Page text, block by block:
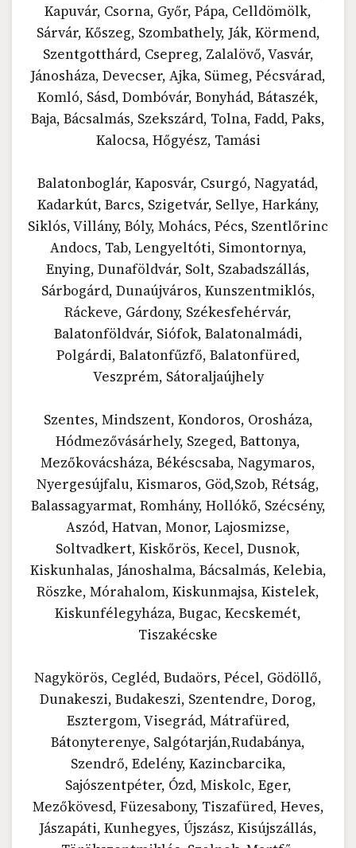
Kapuvár, Csorna, Győr, Pápa, Celldömölk,
Sárvár, Kőszeg, Szombathely, Ják, Körmend,
Szentgotthárd, Csepreg, Zalalövő, Vasvár,
Jánosháza, Devecser, Ajka, Sümeg, Pécsvárad,
Komló, Sásd, Dombóvár, Bonyhád, Bátaszék,
Baja, Bácsalmás, Szekszárd, Tolna, Fadd, Paks,
Kalocsa, Hőgyész, Tamási
Balatonboglár, Kaposvár, Csurgó, Nagyatád,
Kadarkút, Barcs, Szigetvár, Sellye, Harkány,
Siklós, Villány, Bóly, Mohács, Pécs, Szentlőrinc
Andocs, Tab, Lengyeltóti, Simontornya,
Enying, Dunaföldvár, Solt, Szabadszállás,
Sárbogárd, Dunaújváros, Kunszentmiklós,
Ráckeve, Gárdony, Székesfehérvár,
Balatonföldvár, Siófok, Balatonalmádi,
Polgárdi, Balatonfűzfő, Balatonfüred,
Veszprém, Sátoraljaújhely
Szentes, Mindszent, Kondoros, Orosháza,
Hódmezővásárhely, Szeged, Battonya,
Mezőkovácsháza, Békéscsaba, Nagymaros,
Nyergesújfalu, Kismaros, Göd,Szob, Rétság,
Balassagyarmat, Romhány, Hollókő, Szécsény,
Aszód, Hatvan, Monor, Lajosmizse,
Soltvadkert, Kiskőrös, Kecel, Dusnok,
Kiskunhalas, Jánoshalma, Bácsalmás, Kelebia,
Röszke, Mórahalom, Kiskunmajsa, Kistelek,
Kiskunfélegyháza, Bugac, Kecskemét,
Tiszakécske
Nagykörös, Cegléd, Budaörs, Pécel, Gödöllő,
Dunakeszi, Budakeszi, Szentendre, Dorog,
Esztergom, Visegrád, Mátrafüred,
Bátonyterenye, Salgótarján,Rudabánya,
Szendrő, Edelény, Kazincbarcika,
Sajószentpéter, Ózd, Miskolc, Eger,
Mezőkövesd, Füzesabony, Tiszafüred, Heves,
Jászapáti, Kunhegyes, Újszász, Kisújszállás,